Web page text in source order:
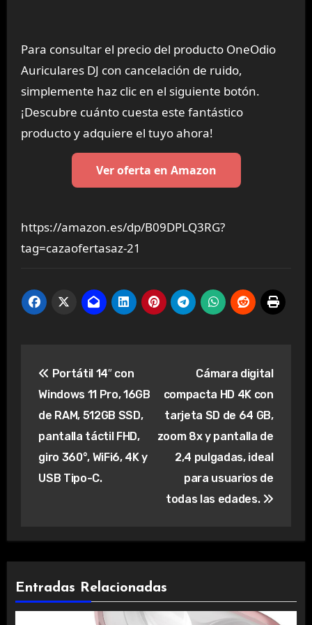
Para consultar el precio del producto OneOdio
Auriculares DJ con cancelación de ruido,
simplemente haz clic en el siguiente botón.
¡Descubre cuánto cuesta este fantástico
producto y adquiere el tuyo ahora!
Ver oferta en Amazon
https://amazon.es/dp/B09DPLQ3RG?
tag=cazaofertasaz-21
de
entradas
Portátil 14″ con
Windows 11 Pro, 16GB
de RAM, 512GB SSD,
pantalla táctil FHD,
giro 360°, WiFi6, 4K y
USB Tipo-C.
Cámara digital
compacta HD 4K con
tarjeta SD de 64 GB,
zoom 8x y pantalla de
2,4 pulgadas, ideal
para usuarios de
todas las edades.
Entradas Relacionadas